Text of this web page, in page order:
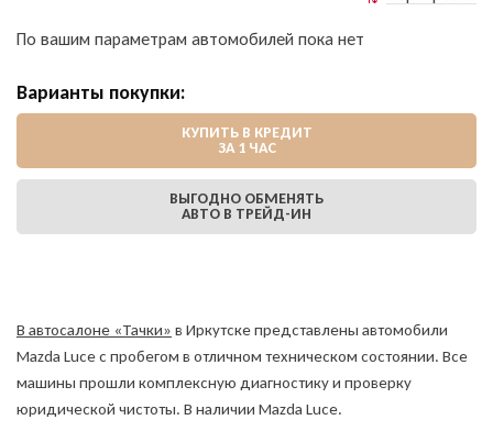
По вашим параметрам автомобилей пока нет
Варианты покупки:
КУПИТЬ В КРЕДИТ
ЗА 1 ЧАС
ВЫГОДНО ОБМЕНЯТЬ
АВТО В ТРЕЙД-ИН
В автосалоне «Тачки» в Иркутске представлены автомобили
Mazda Luce с пробегом в отличном техническом состоянии. Все
машины прошли комплексную диагностику и проверку
юридической чистоты. В наличии Mazda Luce.